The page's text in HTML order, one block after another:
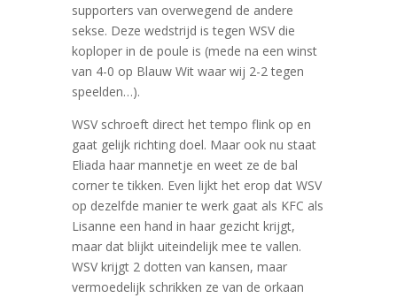
supporters van overwegend de andere
sekse. Deze wedstrijd is tegen WSV die
koploper in de poule is (mede na een winst
van 4-0 op Blauw Wit waar wij 2-2 tegen
speelden…).
WSV schroeft direct het tempo flink op en
gaat gelijk richting doel. Maar ook nu staat
Eliada haar mannetje en weet ze de bal
corner te tikken. Even lijkt het erop dat WSV
op dezelfde manier te werk gaat als KFC als
Lisanne een hand in haar gezicht krijgt,
maar dat blijkt uiteindelijk mee te vallen.
WSV krijgt 2 dotten van kansen, maar
vermoedelijk schrikken ze van de orkaan